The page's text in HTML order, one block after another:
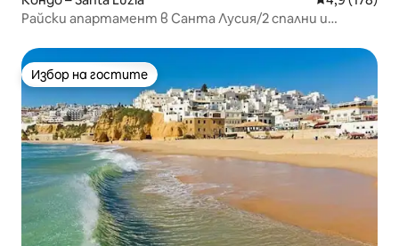
Райски апартамент в Санта Лусия/2 спални и
Избор на гостите
Избор на гостите